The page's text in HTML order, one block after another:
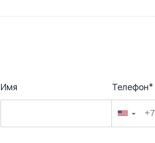
2026
Имя Телефон*
▼